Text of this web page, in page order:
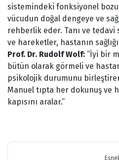
sistemindeki fonksiyonel
vücudun doğal dengeye ve
rehberlik eder. Tanı ve
ve hareketler, hastanın
Prof. Dr. Rudolf Wolf: “İyi bir
bütün olarak görmeli ve
psikolojik durumunu
Manuel tıpta her dokunuş ve
kapısını aralar.”
Bu ürüne ilk
Görüş ve önerileriniz için teşekkür